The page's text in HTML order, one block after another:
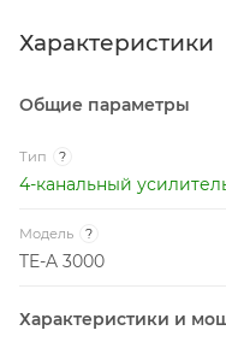
усилителем, на
Характеристики
Общие параметры
Тип ?
4-канальный
Модель ?
TE-A 3000
Характеристики и